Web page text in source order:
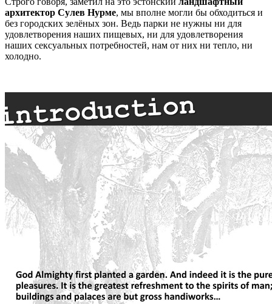
архитектор Сулев Нурме, мы вполне могли бы обходиться и
без городских зелёных зон. Ведь парки не нужны ни для
удовлетворения наших пищевых, ни для удовлетворения
наших сексуальных потребностей, нам от них ни тепло, ни
холодно.